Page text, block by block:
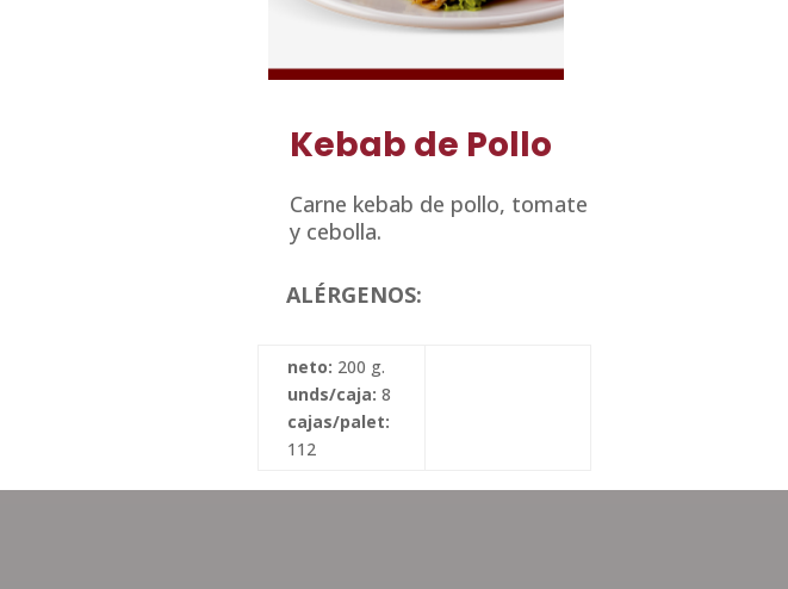
Kebab de Pollo
Carne kebab de pollo, tomate
y cebolla.
ALÉRGENOS:
neto: 200 g.
unds/caja: 8
cajas/palet:
112